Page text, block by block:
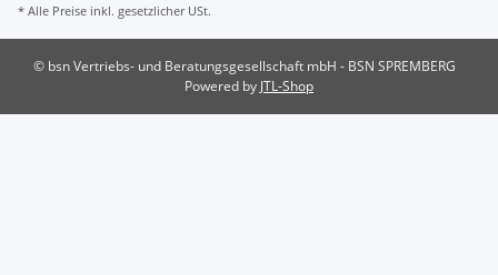
* Alle Preise inkl. gesetzlicher USt.
© bsn Vertriebs- und Beratungsgesellschaft mbH - BSN SPREMBERG
Powered by JTL-Shop